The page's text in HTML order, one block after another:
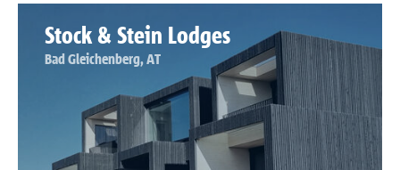
Stock & Stein Lodges
Bad Gleichenberg, AT